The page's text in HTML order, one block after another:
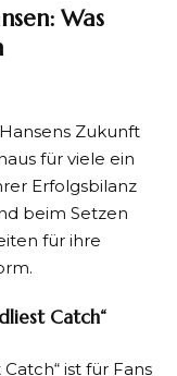
Was
Zukunft
für viele ein
Erfolgsbilanz
beim Setzen
für ihre
Catch“
ist für Fans